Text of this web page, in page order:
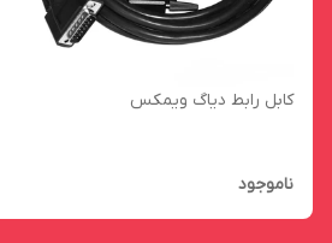
کابل رابط دیاگ ویمکس
ناموجود